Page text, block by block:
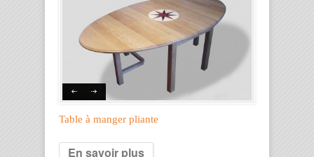
Table à manger pliante
En savoir plus